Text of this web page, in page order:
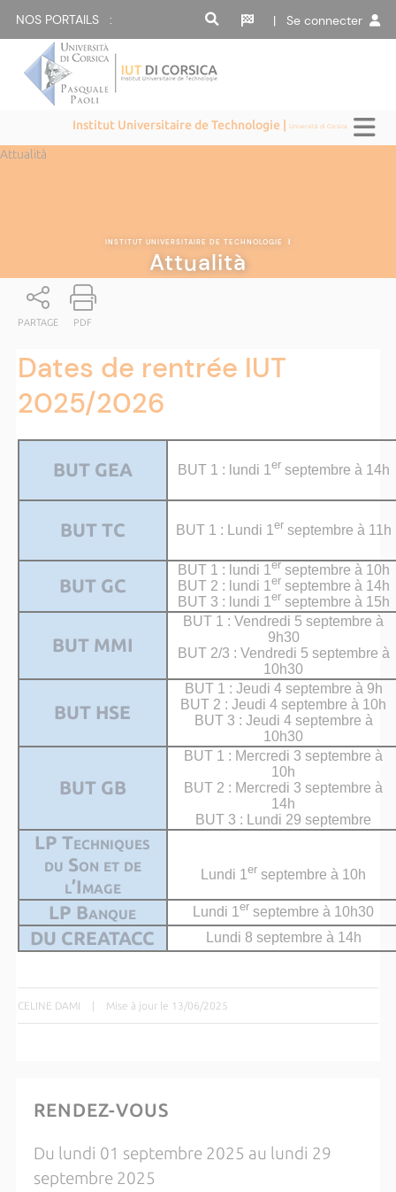
NOS PORTAILS : | Se connecter
Institut Universitaire de Technologie |Università di Corsica
Attualità
INSTITUT UNIVERSITAIRE DE TECHNOLOGIE |
Attualità
PARTAGE PDF
Dates de rentrée IUT
2025/2026
BUT GEA BUT 1 : lundi 1 er septembre à 14h
BUT TC BUT 1 : Lundi 1 er septembre à 11h
BUT GC
BUT 1 : lundi 1 er septembre à 10h
BUT 2 : lundi 1 er septembre à 14h
BUT 3 : lundi 1 er septembre à 15h
BUT MMI
BUT 1 : Vendredi 5 septembre à
9h30
BUT 2/3 : Vendredi 5 septembre à
10h30
BUT HSE
BUT 1 : Jeudi 4 septembre à 9h
BUT 2 : Jeudi 4 septembre à 10h
BUT 3 : Jeudi 4 septembre à
10h30
BUT GB
BUT 1 : Mercredi 3 septembre à
10h
BUT 2 : Mercredi 3 septembre à
14h
BUT 3 : Lundi 29 septembre
LP Techniques
du Son et de
l’Image
Lundi 1er septembre à 10h
LP Banque Lundi 1er septembre à 10h30
DU CREATACC Lundi 8 septembre à 14h
CELINE DAMI | Mise à jour le 13/06/2025
RENDEZ-VOUS
Du lundi 01 septembre 2025 au lundi 29
septembre 2025